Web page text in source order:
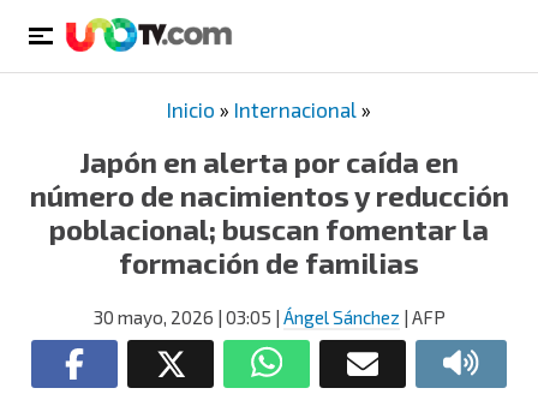
Inicio » Internacional »
Japón en alerta por caída en
número de nacimientos y reducción
poblacional; buscan fomentar la
formación de familias
30 mayo, 2026 | 03:05 | Ángel Sánchez | AFP